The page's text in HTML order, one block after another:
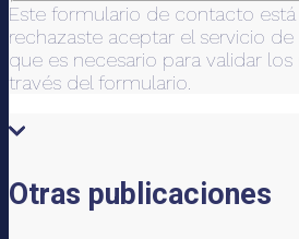
Este formulario de contacto
rechazaste aceptar el servicio de
que es necesario para validar
través del formulario.
Otras publicaciones